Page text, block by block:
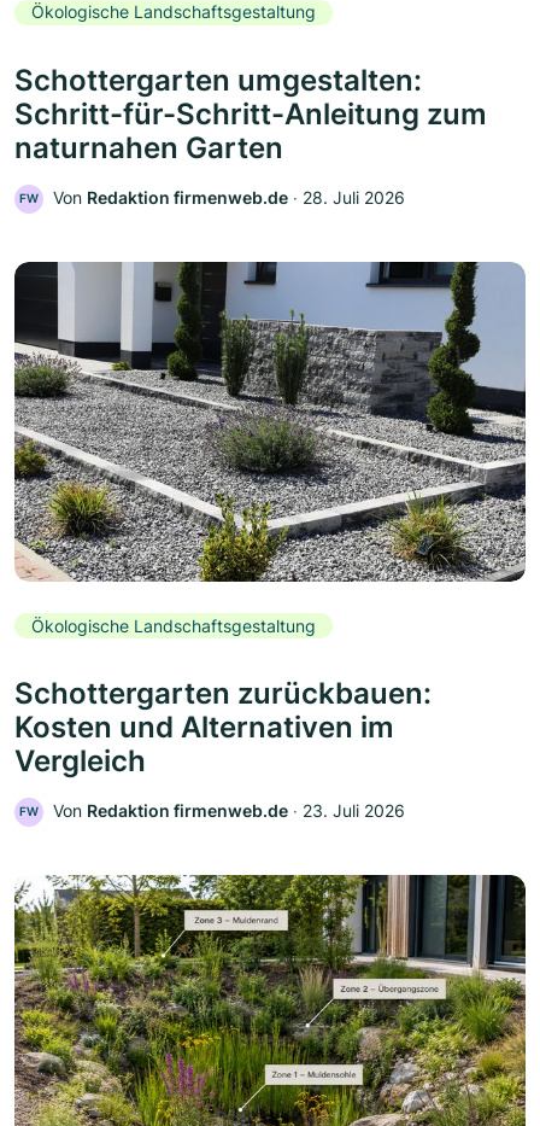
Ökologische Landschaftsgestaltung
Schottergarten umgestalten:
Schritt-für-Schritt-Anleitung zum
naturnahen Garten
FW Von Redaktion firmenweb.de ‧ 28. Juli 2026
Ökologische Landschaftsgestaltung
Schottergarten zurückbauen:
Kosten und Alternativen im
Vergleich
FW Von Redaktion firmenweb.de ‧ 23. Juli 2026